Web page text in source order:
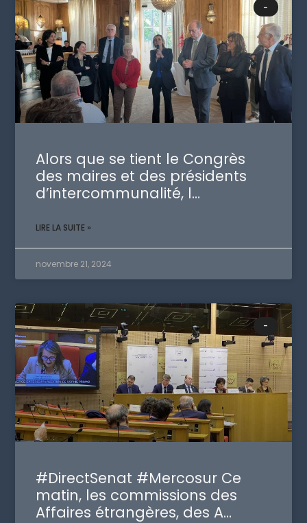
-
Alors que se tient le Congrès
des maires et des présidents
d’intercommunalité, l…
LIRE LA SUITE »
novembre 21, 2024
-
#DirectSenat #Mercosur Ce
matin, les commissions des
Affaires étrangères, des A…